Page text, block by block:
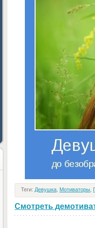
Теги: Девушка Мотиваторы
Смотреть